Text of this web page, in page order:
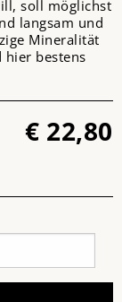
soll möglichst
langsam und
Mineralität
bestens
€ 22,80